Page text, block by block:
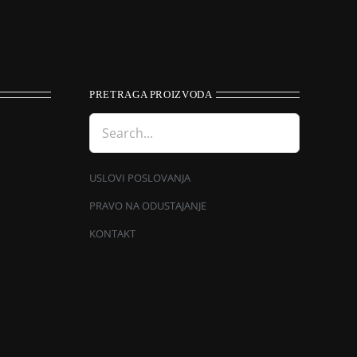
PRETRAGA PROIZVODA
USLOVI POSLOVANJA
PRAVO NA ODUSTAJANJE
KONTAKT